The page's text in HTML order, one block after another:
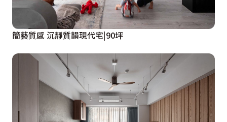
簡藝質感 沉靜質韻現代宅|90坪